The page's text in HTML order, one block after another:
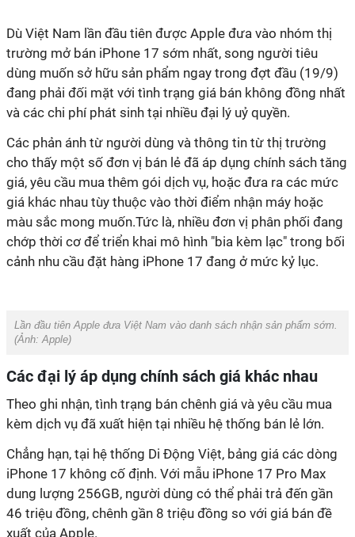
Dù Việt Nam lần đầu tiên được Apple đưa vào nhóm thị
trường mở bán iPhone 17 sớm nhất, song người tiêu
dùng muốn sở hữu sản phẩm ngay trong đợt đầu (19/9)
đang phải đối mặt với tình trạng giá bán không đồng nhất
và các chi phí phát sinh tại nhiều đại lý uỷ quyền.
Các phản ánh từ người dùng và thông tin từ thị trường
cho thấy một số đơn vị bán lẻ đã áp dụng chính sách tăng
giá, yêu cầu mua thêm gói dịch vụ, hoặc đưa ra các mức
giá khác nhau tùy thuộc vào thời điểm nhận máy hoặc
màu sắc mong muốn.Tức là, nhiều đơn vị phân phối đang
chớp thời cơ để triển khai mô hình "bia kèm lạc" trong bối
cảnh nhu cầu đặt hàng iPhone 17 đang ở mức kỷ lục.
Lần đầu tiên Apple đưa Việt Nam vào danh sách nhận sản phẩm sớm.
(Ảnh: Apple)
Các đại lý áp dụng chính sách giá khác nhau
Theo ghi nhận, tình trạng bán chênh giá và yêu cầu mua
kèm dịch vụ đã xuất hiện tại nhiều hệ thống bán lẻ lớn.
Chẳng hạn, tại hệ thống Di Động Việt, bảng giá các dòng
iPhone 17 không cố định. Với mẫu iPhone 17 Pro Max
dung lượng 256GB, người dùng có thể phải trả đến gần
46 triệu đồng, chênh gần 8 triệu đồng so với giá bán đề
xuất của Apple.